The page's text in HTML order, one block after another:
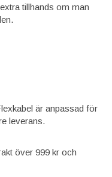
tillhands om man
är anpassad för
leverans.
över 999 kr och